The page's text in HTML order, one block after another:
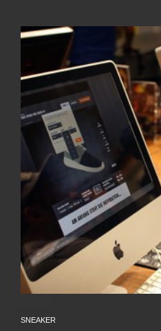
SNEAKER